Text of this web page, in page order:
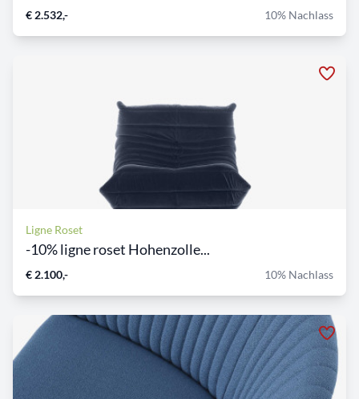
€ 2.532,- 10% Nachlass
Ligne Roset
-10% ligne roset Hohenzolle...
€ 2.100,- 10% Nachlass